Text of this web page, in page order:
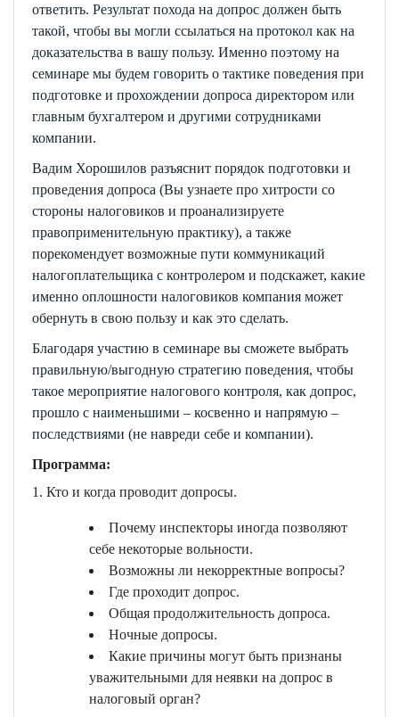
ответить. Результат похода на допрос должен быть
такой, чтобы вы могли ссылаться на протокол как на
доказательства в вашу пользу. Именно поэтому на
семинаре мы будем говорить о тактике поведения при
подготовке и прохождении допроса директором или
главным бухгалтером и другими сотрудниками
компании.
Вадим Хорошилов разъяснит порядок подготовки и
проведения допроса (Вы узнаете про хитрости со
стороны налоговиков и проанализируете
правоприменительную практику), а также
порекомендует возможные пути коммуникаций
налогоплательщика с контролером и подскажет, какие
именно оплошности налоговиков компания может
обернуть в свою пользу и как это сделать.
Благодаря участию в семинаре вы сможете выбрать
правильную/выгодную стратегию поведения, чтобы
такое мероприятие налогового контроля, как допрос,
прошло с наименьшими – косвенно и напрямую –
последствиями (не навреди себе и компании).
Программа:
1. Кто и когда проводит допросы.
Почему инспекторы иногда позволяют
себе некоторые вольности.
Возможны ли некорректные вопросы?
Где проходит допрос.
Общая продолжительность допроса.
Ночные допросы.
Какие причины могут быть признаны
уважительными для неявки на допрос в
налоговый орган?